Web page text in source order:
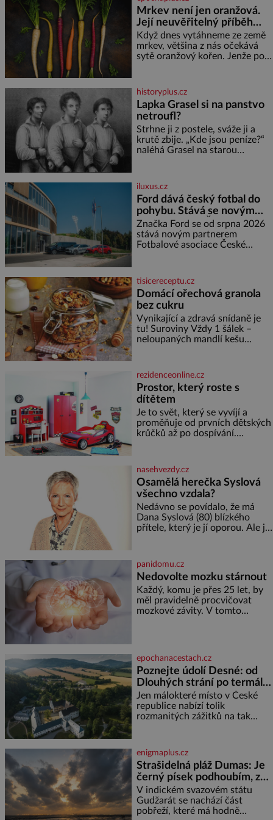
ptáčka, který většinu dne jen
posedává. Hodně času tráví na
zemi, kde sbírá zbytky semínek
Jeho domovinou je prakticky
celá Austrálie s výjimkou
pobřežní oblasti.
Mrkev není jen oranžová.
Její neuvěřitelný příběh
začíná fialovou barvou
Když dnes vytáhneme ze země
mrkev, většina z nás očekává
sytě oranžový kořen. Jenže po
oranžová. Je fialová, žlutá, bílá,
někdy dokonce téměř černá. Až
díky stovkám let pečlivého
šlechtění se z ní stává zelenina,
bez které si českou zahradu ani
nedokážeme představit. Její
příběh je
historyplus.cz
Lapka Grasel si na panstvo
netroufl?
Strhne ji z postele, sváže ji a
krutě zbije. „Kde jsou peníze?“
naléhá Grasel na starou
nemůže, protože žádné nemá,
spokojí se lupič s několika
měďáky a štůčky látky. Zraněná
žena pár dní nato umírá. Je to
muž nebývale krutý. Jeho činy
budí hrůzu ještě dlouho po jeho
smrti
iluxus.cz
Ford dává český fotbal do
pohybu. Stává se novým
partnerem FAČR
Značka Ford se od srpna 2026
stává novým partnerem
Fotbalové asociace České
asociace, reprezentačních týmů
i českého fotbalu v regionech.
Partner
tisicereceptu.cz
Domácí ořechová granola
bez cukru
Vynikající a zdravá snídaně je
tu! Suroviny Vždy 1 šálek –
neloupaných mandlí kešu
semínek dýně rozinek 3 šálky
ovesných vloček 1 lžíce mlet
rezidenceonline.cz
Prostor, který roste s
dítětem
Je to svět, který se vyvíjí a
proměňuje od prvních dětských
krůčků až po dospívání.
soustředění i odpočinek a
reaguje na každou etapu života
a specifické potřeby dítěte. Pro
nejmenší je klíčová
jednoduchost, měkkost a
bezpečí, proto by pokoj
miminka měl působit především
nasehvezdy.cz
Osamělá herečka Syslová
všechno vzdala?
Nedávno se povídalo, že má
Dana Syslová (80) blízkého
přítele, který je jí oporou. Ale je
častěji mluví o svém odchodu.
Dohnala ji snad samota? Půs
panidomu.cz
Nedovolte mozku stárnout
Každý, komu je přes 25 let, by
měl pravidelně procvičovat
mozkové závity. V tomto
jméno kolegy z práce. Nebo
marně v paměti lovíte název
knížky, kterou jste nedávno
přečetli. Je to opravdu tak, s
věkem jako kdyby se paměť
rozhodla stávkovat. Cvičte
epochanacestach.cz
Poznejte údolí Desné: od
Dlouhých strání po termální
prameny
Jen málokteré místo v České
republice nabízí tolik
rozmanitých zážitků na tak
jediného dne můžete
nahlédnout do útrob jedné z
nejvýznamnějších vodních
elektráren v Evropě, vydat se na
horské hřebeny, projet se na
koloběžce a den zakončit
poznáváním památek ve
enigmaplus.cz
Strašidelná pláž Dumas: Je
černý písek podhoubím, ze
kterého roste zlo?
V indickém svazovém státu
Gudžarát se nachází část
pobřeží, které má hodně